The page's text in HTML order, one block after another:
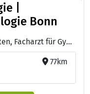
|
Bonn
Ärzte: Dr. med. Matthias Wolfgarten, Facharzt für Gynäkologie und Geburtshilfe, gynäkologische Onkologie - Annette Horstmann, Fachärztin für Gynäkologie und Geburtshilfe
77km